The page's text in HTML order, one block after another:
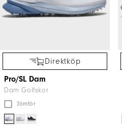
Direktköp
Pro/SL Dam
Dam Golfskor
Jömför